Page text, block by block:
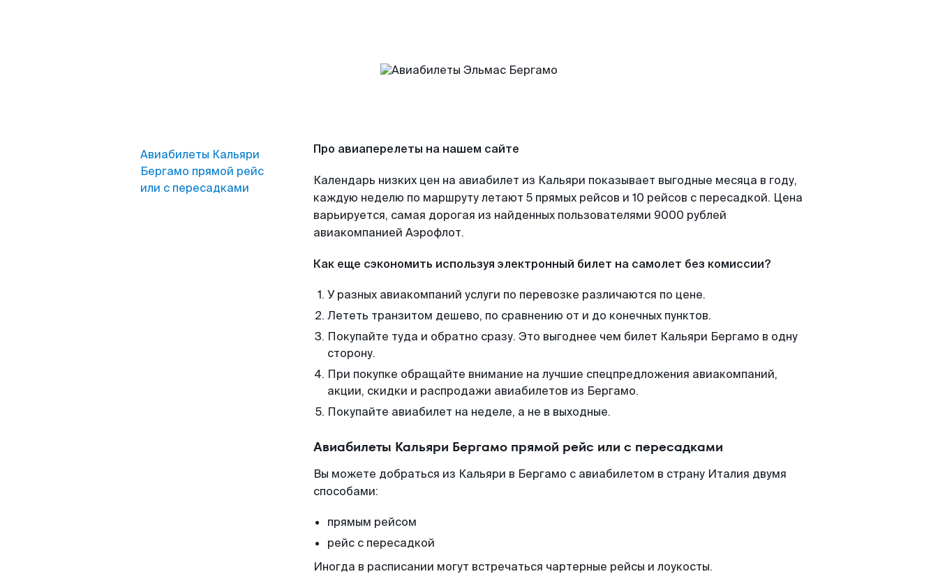
Авиабилеты Кальяри
Бергамо прямой рейс
или с пересадками
Про авиаперелеты на нашем сайте
Календарь низких цен на авиабилет из Кальяри показывает выгодные месяца в году,
каждую неделю по маршруту летают 5 прямых рейсов и 10 рейсов с пересадкой. Цена
варьируется, самая дорогая из найденных пользователями 9000 рублей
авиакомпанией Аэрофлот.
Как еще сэкономить используя электронный билет на самолет без комиссии?
У разных авиакомпаний услуги по перевозке различаются по цене.
Лететь транзитом дешево, по сравнению от и до конечных пунктов.
Покупайте туда и обратно сразу. Это выгоднее чем билет Кальяри Бергамо в одну
сторону.
При покупке обращайте внимание на лучшие спецпредложения авиакомпаний,
акции, скидки и распродажи авиабилетов из Бергамо.
Покупайте авиабилет на неделе, а не в выходные.
Авиабилеты Кальяри Бергамо прямой рейс или с пересадками
Вы можете добраться из Кальяри в Бергамо с авиабилетом в страну Италия двумя
способами:
прямым рейсом
рейс с пересадкой
Иногда в расписании могут встречаться чартерные рейсы и лоукосты.